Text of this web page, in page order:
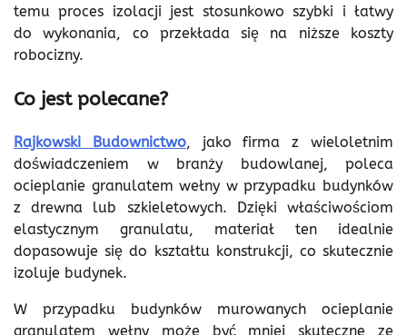
temu proces izolacji jest stosunkowo szybki i łatwy
do wykonania, co przekłada się na niższe koszty
robocizny.
Co jest polecane?
Rajkowski Budownictwo, jako firma z wieloletnim
doświadczeniem w branży budowlanej, poleca
ocieplanie granulatem wełny w przypadku budynków
z drewna lub szkieletowych. Dzięki właściwościom
elastycznym granulatu, materiał ten idealnie
dopasowuje się do kształtu konstrukcji, co skutecznie
izoluje budynek.
W przypadku budynków murowanych ocieplanie
granulatem wełny może być mniej skuteczne ze